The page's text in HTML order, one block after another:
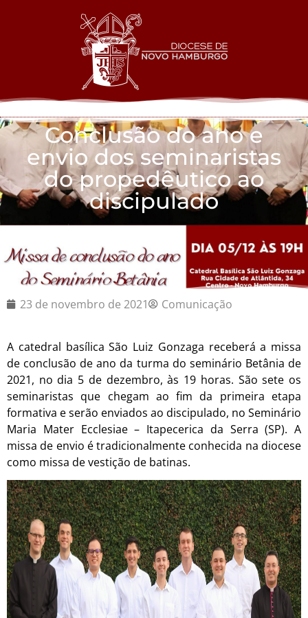
Conclusão do ano e
envio dos seminaristas
do propedêutico ao
discipulado
23 de novembro de 2021 Comunicação
A catedral basílica São Luiz Gonzaga receberá a missa
de conclusão de ano da turma do seminário Betânia de
2021, no dia 5 de dezembro, às 19 horas. São sete os
seminaristas que chegam ao fim da primeira etapa
formativa e serão enviados ao discipulado, no Seminário
Maria Mater Ecclesiae – Itapecerica da Serra (SP). A
missa de envio é tradicionalmente conhecida na diocese
como missa de vestição de batinas.